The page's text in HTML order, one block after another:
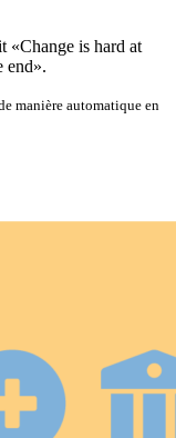
«Change is hard at
end».
manière automatique en